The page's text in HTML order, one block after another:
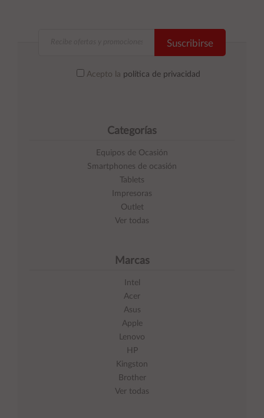
Suscribirse
Acepto la política de privacidad
Categorías
Equipos de Ocasión
Smartphones de ocasión
Tablets
Impresoras
Outlet
Ver todas
Marcas
Intel
Acer
Asus
Apple
Lenovo
HP
Kingston
Brother
Ver todas